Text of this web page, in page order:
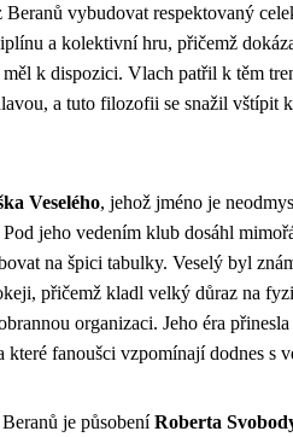
vybudovat respektovaný
a kolektivní hru, přičemž
k dispozici. Vlach patřil k těm
a tuto filozofii se snažil vštípit
Veselého, jehož jméno je
jeho vedením klub dosáhl
na špici tabulky. Veselý byl
přičemž kladl velký důraz na
organizaci. Jeho éra
které fanoušci vzpomínají dodnes s
je působeníRoberta